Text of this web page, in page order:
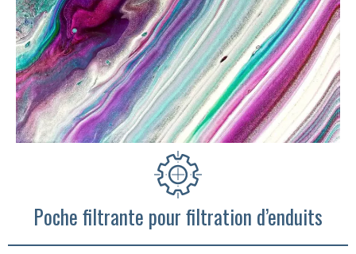
Poche filtrante pour filtration d’enduits